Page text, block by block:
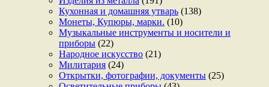
Кухонная и домашняя утварь (138)
Монеты, Купюры, марки. (10)
Музыкальные инструменты и носители и
приборы (22)
Народное искусство (21)
Милитария (24)
Открытки, фотографии, документы (25)